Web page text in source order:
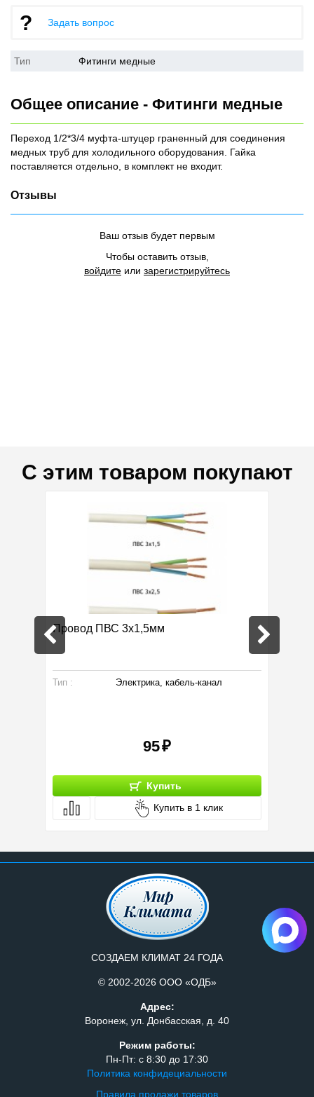
Задать вопрос
Тип Фитинги медные
Общее описание - Фитинги медные
Переход 1/2*3/4 муфта-штуцер граненный для соединения
медных труб для холодильного оборудования. Гайка
поставляется отдельно, в комплект не входит.
Отзывы
Ваш отзыв будет первым
Чтобы оставить отзыв,
войдите или зарегистрируйтесь
С этим товаром покупают
Провод ПВС 3х1,5мм
Тип : Электрика, кабель-канал
95
Купить
Купить в 1 клик
СОЗДАЕМ КЛИМАТ 24 ГОДА
© 2002-2026 ООО «ОДБ»
Адрес:
Воронеж, ул. Донбасская, д. 40
Режим работы:
Пн-Пт: с 8:30 до 17:30
Политика конфидециальности
Правила продажи товаров